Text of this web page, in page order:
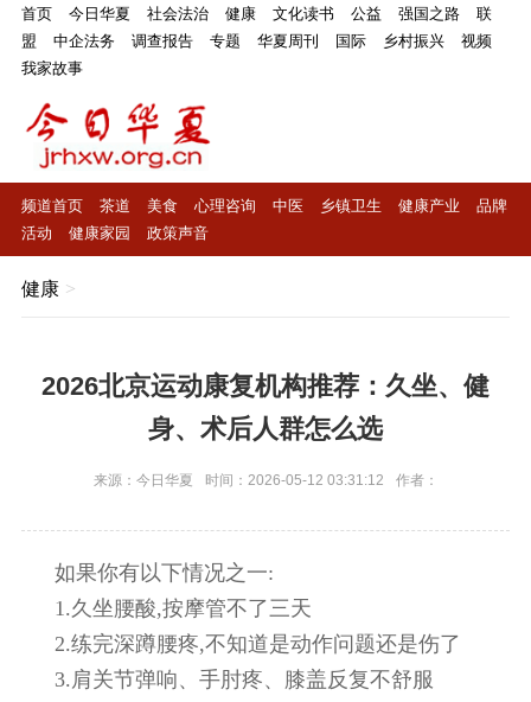
首页 今日华夏 社会法治 健康 文化读书 公益 强国之路
联
盟
中企法务 调查报告 专题 华夏周刊 国际 乡村振兴
视频
我家故事
频道首页 茶道 美食 心理咨询 中医 乡镇卫生 健康产业
品牌
活动
健康家园 政策声音
健康 >
2026北京运动康复机构推荐：久坐、健
身、术后人群怎么选
来源：今日华夏 时间：2026-05-12 03:31:12 作者：
如果你有以下情况之一:
1.久坐腰酸,按摩管不了三天
2.练完深蹲腰疼,不知道是动作问题还是伤了
3.肩关节弹响、手肘疼、膝盖反复不舒服